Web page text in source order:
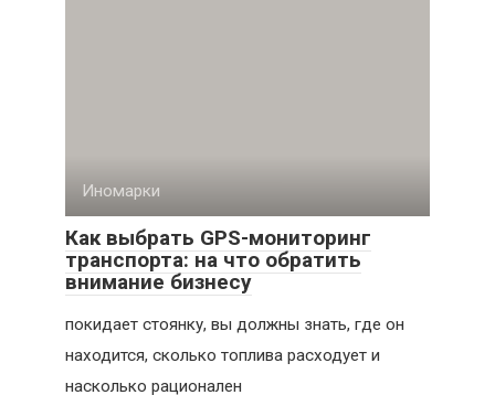
Иномарки
Как выбрать GPS-мониторинг
транспорта: на что обратить
внимание бизнесу
покидает стоянку, вы должны знать, где он
находится, сколько топлива расходует и
насколько рационален